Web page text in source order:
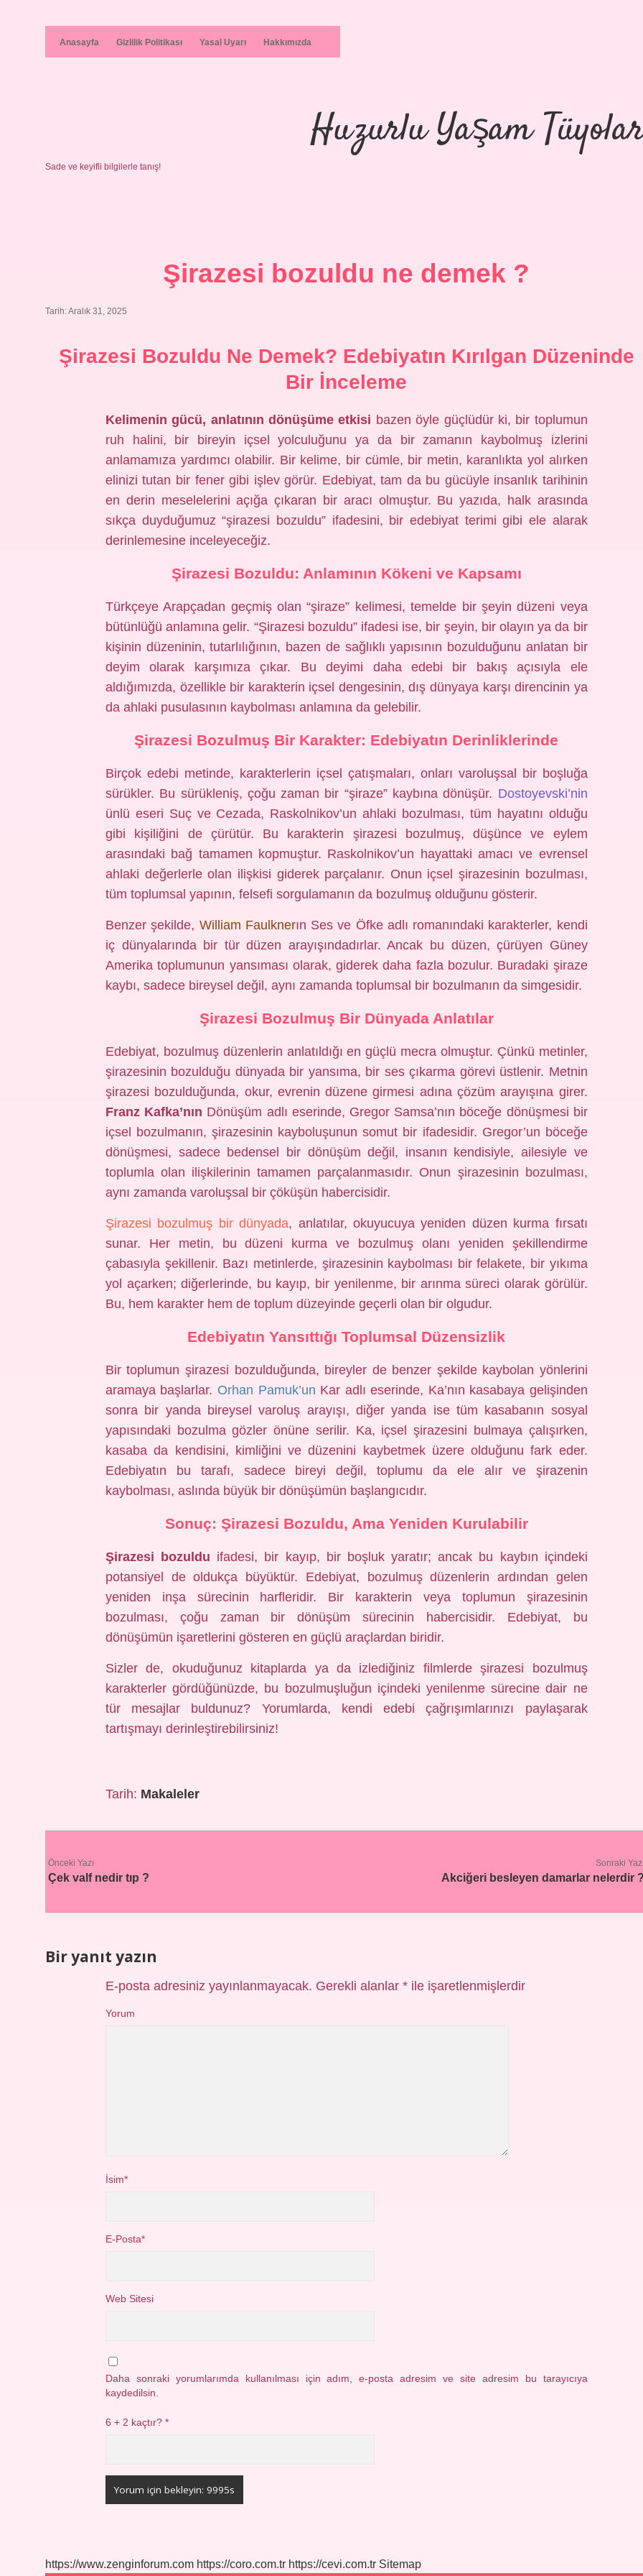
Anasayfa Gizlilik Politikası Yasal Uyarı Hakkımızda
Huzurlu Yaşam
Sade ve keyifli bilgilerle tanış!
Şirazesi bozuldu ne demek ?
Tarih: Aralık 31, 2025
Şirazesi Bozuldu Ne Demek? Edebiyatın Kırılgan Düzeninde
Bir İnceleme
Kelimenin gücü, anlatının dönüşüme etkisi bazen öyle güçlüdür ki, bir toplumun
ruh halini, bir bireyin içsel yolculuğunu ya da bir zamanın kaybolmuş izlerini
anlamamıza yardımcı olabilir. Bir kelime, bir cümle, bir metin, karanlıkta yol alırken
elinizi tutan bir fener gibi işlev görür. Edebiyat, tam da bu gücüyle insanlık tarihinin
en derin meselelerini açığa çıkaran bir aracı olmuştur. Bu yazıda, halk arasında
sıkça duyduğumuz “şirazesi bozuldu” ifadesini, bir edebiyat terimi gibi ele alarak
derinlemesine inceleyeceğiz.
Şirazesi Bozuldu: Anlamının Kökeni ve Kapsamı
Türkçeye Arapçadan geçmiş olan “şiraze” kelimesi, temelde bir şeyin düzeni veya
bütünlüğü anlamına gelir. “Şirazesi bozuldu” ifadesi ise, bir şeyin, bir olayın ya da bir
kişinin düzeninin, tutarlılığının, bazen de sağlıklı yapısının bozulduğunu anlatan bir
deyim olarak karşımıza çıkar. Bu deyimi daha edebi bir bakış açısıyla ele
aldığımızda, özellikle bir karakterin içsel dengesinin, dış dünyaya karşı direncinin ya
da ahlaki pusulasının kaybolması anlamına da gelebilir.
Şirazesi Bozulmuş Bir Karakter: Edebiyatın Derinliklerinde
Birçok edebi metinde, karakterlerin içsel çatışmaları, onları varoluşsal bir boşluğa
sürükler. Bu sürükleniş, çoğu zaman bir “şiraze” kaybına dönüşür. Dostoyevski’nin
ünlü eseri Suç ve Cezada, Raskolnikov’un ahlaki bozulması, tüm hayatını olduğu
gibi kişiliğini de çürütür. Bu karakterin şirazesi bozulmuş, düşünce ve eylem
arasındaki bağ tamamen kopmuştur. Raskolnikov’un hayattaki amacı ve evrensel
ahlaki değerlerle olan ilişkisi giderek parçalanır. Onun içsel şirazesinin bozulması,
tüm toplumsal yapının, felsefi sorgulamanın da bozulmuş olduğunu gösterir.
Benzer şekilde, William Faulknerın Ses ve Öfke adlı romanındaki karakterler, kendi
iç dünyalarında bir tür düzen arayışındadırlar. Ancak bu düzen, çürüyen Güney
Amerika toplumunun yansıması olarak, giderek daha fazla bozulur. Buradaki şiraze
kaybı, sadece bireysel değil, aynı zamanda toplumsal bir bozulmanın da simgesidir.
Şirazesi Bozulmuş Bir Dünyada Anlatılar
Edebiyat, bozulmuş düzenlerin anlatıldığı en güçlü mecra olmuştur. Çünkü metinler,
şirazesinin bozulduğu dünyada bir yansıma, bir ses çıkarma görevi üstlenir. Metnin
şirazesi bozulduğunda, okur, evrenin düzene girmesi adına çözüm arayışına girer.
Franz Kafka’nın Dönüşüm adlı eserinde, Gregor Samsa’nın böceğe dönüşmesi bir
içsel bozulmanın, şirazesinin kayboluşunun somut bir ifadesidir. Gregor’un böceğe
dönüşmesi, sadece bedensel bir dönüşüm değil, insanın kendisiyle, ailesiyle ve
toplumla olan ilişkilerinin tamamen parçalanmasıdır. Onun şirazesinin bozulması,
aynı zamanda varoluşsal bir çöküşün habercisidir.
Şirazesi bozulmuş bir dünyada, anlatılar, okuyucuya yeniden düzen kurma fırsatı
sunar. Her metin, bu düzeni kurma ve bozulmuş olanı yeniden şekillendirme
çabasıyla şekillenir. Bazı metinlerde, şirazesinin kaybolması bir felakete, bir yıkıma
yol açarken; diğerlerinde, bu kayıp, bir yenilenme, bir arınma süreci olarak görülür.
Bu, hem karakter hem de toplum düzeyinde geçerli olan bir olgudur.
Edebiyatın Yansıttığı Toplumsal Düzensizlik
Bir toplumun şirazesi bozulduğunda, bireyler de benzer şekilde kaybolan yönlerini
aramaya başlarlar. Orhan Pamuk’un Kar adlı eserinde, Ka’nın kasabaya gelişinden
sonra bir yanda bireysel varoluş arayışı, diğer yanda ise tüm kasabanın sosyal
yapısındaki bozulma gözler önüne serilir. Ka, içsel şirazesini bulmaya çalışırken,
kasaba da kendisini, kimliğini ve düzenini kaybetmek üzere olduğunu fark eder.
Edebiyatın bu tarafı, sadece bireyi değil, toplumu da ele alır ve şirazenin
kaybolması, aslında büyük bir dönüşümün başlangıcıdır.
Sonuç: Şirazesi Bozuldu, Ama Yeniden Kurulabilir
Şirazesi bozuldu ifadesi, bir kayıp, bir boşluk yaratır; ancak bu kaybın içindeki
potansiyel de oldukça büyüktür. Edebiyat, bozulmuş düzenlerin ardından gelen
yeniden inşa sürecinin harfleridir. Bir karakterin veya toplumun şirazesinin
bozulması, çoğu zaman bir dönüşüm sürecinin habercisidir. Edebiyat, bu
dönüşümün işaretlerini gösteren en güçlü araçlardan biridir.
Sizler de, okuduğunuz kitaplarda ya da izlediğiniz filmlerde şirazesi bozulmuş
karakterler gördüğünüzde, bu bozulmuşluğun içindeki yenilenme sürecine dair ne
tür mesajlar buldunuz? Yorumlarda, kendi edebi çağrışımlarınızı paylaşarak
tartışmayı derinleştirebilirsiniz!
Tarih: Makaleler
Önceki Yazı
Çek valf nedir tıp ?
Sonraki
Akciğeri besleyen damarlar nelerdir
Bir yanıt yazın
E-posta adresiniz yayınlanmayacak. Gerekli alanlar *ile işaretlenmişlerdir
Yorum
İsim*
E-Posta*
Web Sitesi
Daha sonraki yorumlarımda kullanılması için adım, e-posta adresim ve site adresim bu tarayıcıya
kaydedilsin.
6 + 2 kaçtır? *
https://www.zenginforum.com https://coro.com.tr https://cevi.com.tr Sitemap